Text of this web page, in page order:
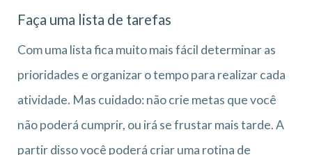
Faça uma lista de tarefas
Com uma lista fica muito mais fácil determinar as
prioridades e organizar o tempo para realizar cada
atividade. Mas cuidado: não crie metas que você
não poderá cumprir, ou irá se frustar mais tarde. A
partir disso você poderá criar uma rotina de